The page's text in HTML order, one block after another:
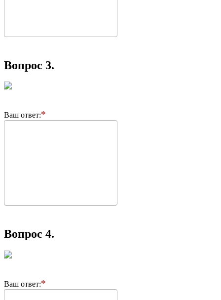
Вопрос 3.
Ваш ответ:
Вопрос 4.
Ваш ответ: